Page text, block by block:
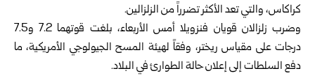
كراكاس، والتي تعد الأكثر تضرراً من الزلزالين.‏
وضرب زلزالان قويان فنزويلا أمس الأربعاء، بلغت قوتهما 7.2 و7.5
درجات على ‏مقياس ريختر، وفقاً لهيئة المسح الجيولوجي الأمريكية، ما
دفع السلطات إلى إعلان حالة ‏الطوارئ في البلاد.‏